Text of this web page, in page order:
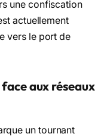
une confiscation
actuellement
vers le port de
aux réseaux
un tournant